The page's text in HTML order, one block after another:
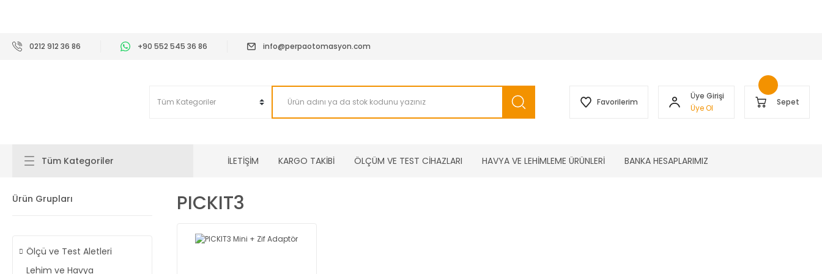
0212 912 36 86 +90 552 545 36 86 info@perpaotomasyon.com
Favorilerim
Üye Girişi
Üye Ol
Sepet
Tüm Kategoriler İLETİŞİM KARGO TAKİBİ ÖLÇÜM VE TEST CİHAZLARI HAVYA VE LEHİMLEME ÜRÜNLERİ BANKA HESAPLARIMIZ
Ürün Grupları
Ölçü ve Test Aletleri
Lehim ve Havya
PICKIT3